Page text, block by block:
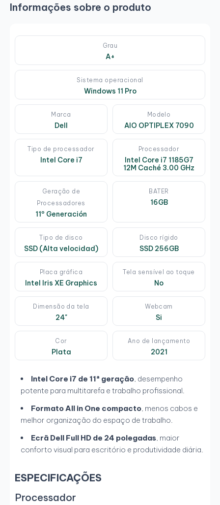
Informações sobre o produto
Grau
A+
Sistema operacional
Windows 11 Pro
Marca
Dell
Modelo
AIO OPTIPLEX 7090
Tipo de processador
Intel Core i7
Processador
Intel Core i7 1185G7
12M Caché 3.00 GHz
Geração de
Processadores
11º Generación
BATER
16GB
Tipo de disco
SSD (Alta velocidad)
Disco rígido
SSD 256GB
Placa gráfica
Intel Iris XE Graphics
Tela sensível ao toque
No
Dimensão da tela
24"
Webcam
Si
Cor
Plata
Ano de lançamento
2021
Intel Core i7 de 11ª geração , desempenho
potente para multitarefa e trabalho profissional.
Formato All in One compacto , menos cabos e
melhor organização do espaço de trabalho.
Ecrã Dell Full HD de 24 polegadas , maior
conforto visual para escritório e produtividade diária.
ESPECIFICAÇÕES
Processador